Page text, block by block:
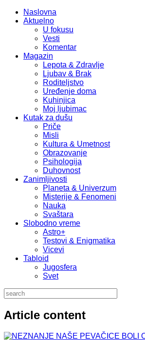
Naslovna
Aktuelno
U fokusu
Vesti
Komentar
Magazin
Lepota & Zdravlje
Ljubav & Brak
Roditeljstvo
Uređenje doma
Kuhinjica
Moj ljubimac
Kutak za dušu
Priče
Misli
Kultura & Umetnost
Obrazovanje
Psihologija
Duhovnost
Zanimljivosti
Planeta & Univerzum
Misterije & Fenomeni
Nauka
Svaštara
Slobodno vreme
Astro+
Testovi & Enigmatika
Vicevi
Tabloid
Jugosfera
Svet
Article content